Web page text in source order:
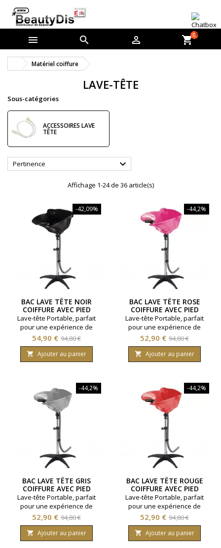
   shopping_cart0
Matériel coiffure
LAVE-TÊTE
Sous-catégories
ACCESSOIRES LAVE
TÊTE
Pertinence 
Affichage 1-24 de 36 article(s)
-42,09%
BAC LAVE TÊTE NOIR
COIFFURE AVEC PIED
Lave-tête Portable, parfait
pour une expérience de
salon de coiffure où que
vous soyez !Confort : Appui
couMatériau : PP
durableHauteur Réglable : 94
cmUtilisation : Domicile, salon,
PMRColoris : Noir
Prix
54,90 € Prix
de
base
94,80 €
 Ajouter au panier
-44,2%
BAC LAVE TÊTE ROSE
COIFFURE AVEC PIED
Lave-tête Portable, parfait
pour une expérience de
salon de coiffure où que
vous soyez ! Confort : Appui
cou Matériau : PP durable
Hauteur Réglable : 94 cm à
salon, PMR Coloris : Rose
Prix
52,90 € Prix
de
base
94,80 €
 Ajouter au panier
-44,2%
BAC LAVE TÊTE GRIS
COIFFURE AVEC PIED
Lave-tête Portable, parfait
pour une expérience de
salon de coiffure où que
vous soyez !Confort : Appui
couMatériau : PP
durableHauteur Réglable : 94
Prix
52,90 € Prix
de
base
94,80 €
 Ajouter au panier
-44,2%
BAC LAVE TÊTE ROUGE
COIFFURE AVEC PIED
Lave-tête Portable, parfait
pour une expérience de
salon de coiffure où que
vous soyez ! Confort : Appui
cou Matériau : PP durable
Hauteur Réglable : 94 cm à
Prix
52,90 € Prix
de
base
94,80 €
 Ajouter au panier